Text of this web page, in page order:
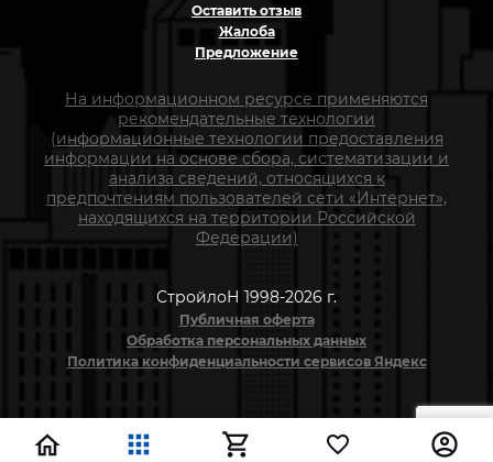
Оставить отзыв
Жалоба
Предложение
На информационном ресурсе применяются
рекомендательные технологии
(информационные технологии предоставления
информации на основе сбора, систематизации и
анализа сведений, относящихся к
предпочтениям пользователей сети «Интернет»,
находящихся на территории Российской
Федерации)
СтройлоН 1998-2026 г.
Публичная оферта
Обработка персональных данных
Политика конфиденциальности сервисов Яндекс